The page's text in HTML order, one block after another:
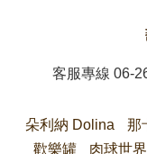
客服專線06-
朵利納 Dolina 那
歡樂罐
肉球世界